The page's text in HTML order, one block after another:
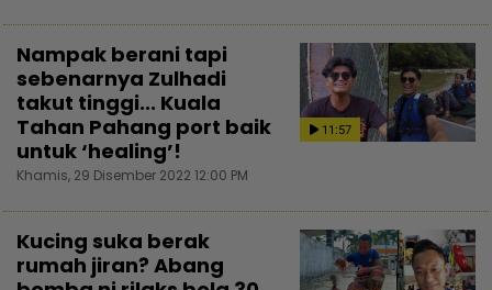
11:57
Nampak berani tapi
sebenarnya Zulhadi
takut tinggi... Kuala
Tahan Pahang port baik
untuk ‘healing’!
Khamis, 29 Disember 2022 12:00 PM
Kucing suka berak
rumah jiran? Abang